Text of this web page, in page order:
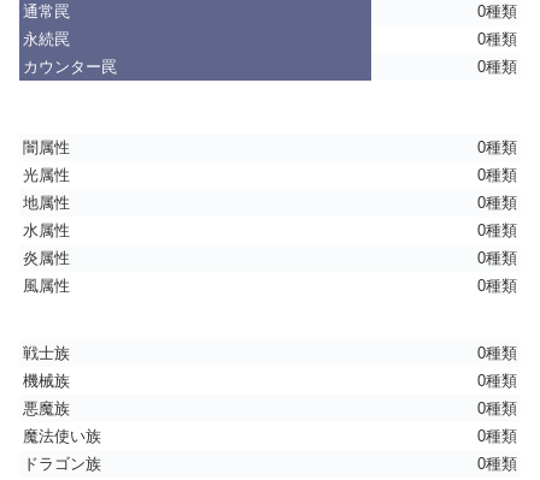
通常罠
0種類
永続罠
0種類
カウンター罠
0種類
闇属性
0種類
光属性
0種類
地属性
0種類
水属性
0種類
炎属性
0種類
風属性
0種類
戦士族
0種類
機械族
0種類
悪魔族
0種類
魔法使い族
0種類
ドラゴン族
0種類